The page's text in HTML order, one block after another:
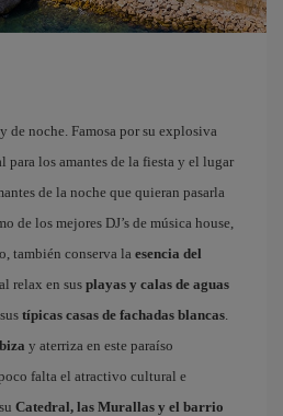
de noche. Famosa por su explosiva
para los amantes de la fiesta y el lugar
de la noche que quieran pasarla
de los mejores DJ’s de música house,
también conserva la esencia del
relax en sus playas y calas de aguas
típicas casas de fachadas blancas.
y aterriza en este paraíso
falta el atractivo cultural e
Catedral, las Murallas y el barrio